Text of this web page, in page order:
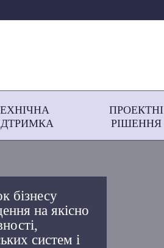
ПРОЕКТНІ
РІШЕННЯ
бізнесу
на якісно
систем і